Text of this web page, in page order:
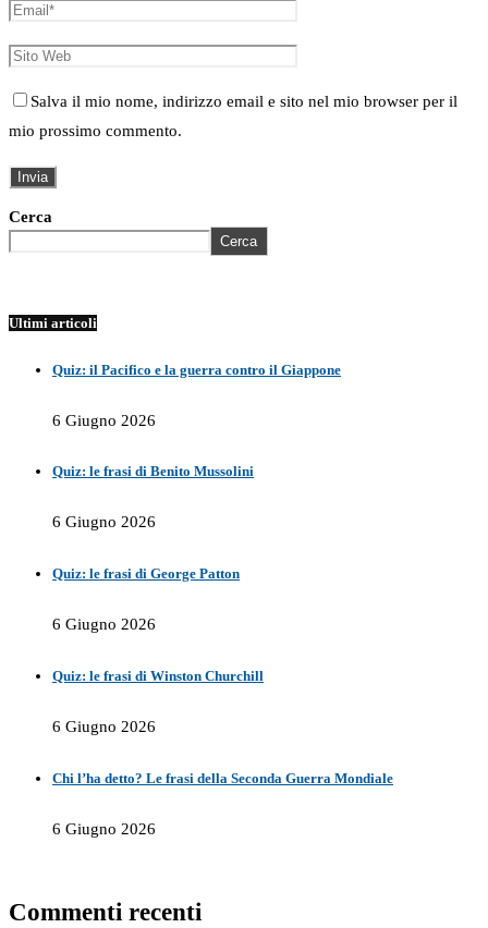
Salva il mio nome, indirizzo email e sito nel mio browser per il
mio prossimo commento.
Cerca
Cerca
Ultimi articoli
Quiz: il Pacifico e la guerra contro il Giappone
6 Giugno 2026
Quiz: le frasi di Benito Mussolini
6 Giugno 2026
Quiz: le frasi di George Patton
6 Giugno 2026
Quiz: le frasi di Winston Churchill
6 Giugno 2026
Chi l’ha detto? Le frasi della Seconda Guerra Mondiale
6 Giugno 2026
Commenti recenti